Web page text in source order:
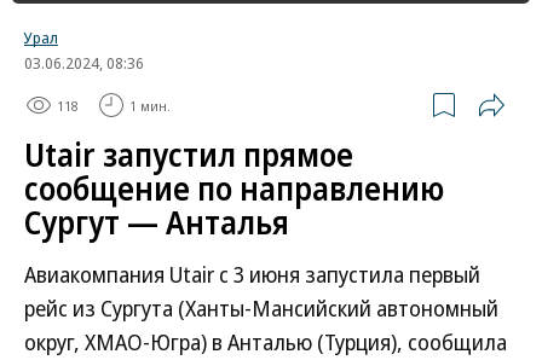
Урал
03.06.2024, 08:36
118 1 мин.
Utair запустил прямое
сообщение по направлению
Сургут — Анталья
Авиакомпания Utair с 3 июня запустила первый
рейс из Сургута (Ханты-Мансийский автономный
округ, ХМАО-Югра) в Анталью (Турция), сообщила